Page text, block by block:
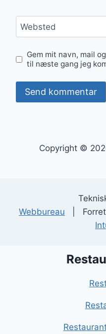
Websted
Gem mit navn, mail
til næste gang jeg
Copyright ©
Webbureau |